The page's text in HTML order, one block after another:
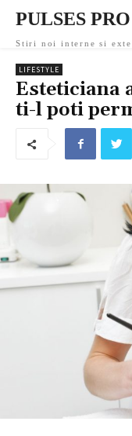
PULSES PRO
Stiri noi interne si
LIFESTYLE
Esteticiana
ti-l poti